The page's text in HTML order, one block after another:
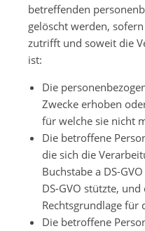
betreffenden
gelöscht werden,
zutrifft und soweit die
ist:
Die
Zwecke erhoben
für welche sie nicht
Die betroffene
die sich die
Buchstabe a DS-
DS-GVO stützte,
Rechtsgrundlage für
Die betroffene